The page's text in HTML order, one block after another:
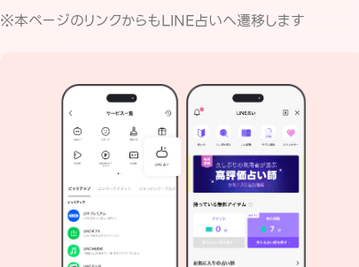
※本ページのリンクからもLINE占いへ遷移します